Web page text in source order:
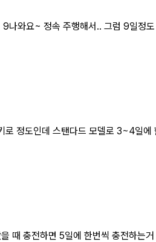
와요~ 정속 주행해서.. 그럼 9일정
정도인데 스탠다드 모델로 3~4일
때 충전하면 5일에 한번씩 충전하는